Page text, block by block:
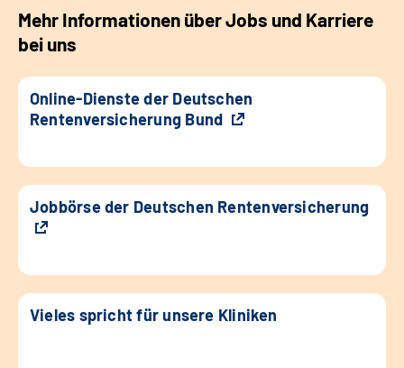
Mehr Informationen über Jobs und Karriere
bei uns
Online-Dienste der Deutschen
Rentenversicherung Bund
Jobbörse der Deutschen Rentenversicherung
Vieles spricht für unsere Kliniken